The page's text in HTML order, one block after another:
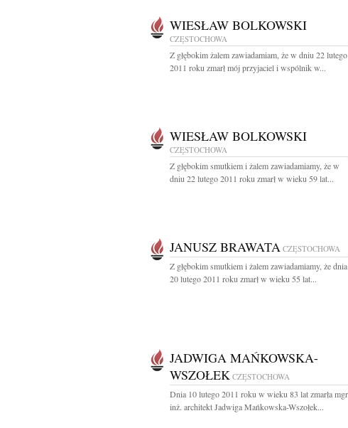
WIESŁAW BOLKOWSKI
CZĘSTOCHOWA
Z głębokim żalem zawiadamiam, że w dniu 22 lutego
2011 roku zmarł mój przyjaciel i wspólnik w...
WIESŁAW BOLKOWSKI
CZĘSTOCHOWA
Z głębokim smutkiem i żalem zawiadamiamy, że w
dniu 22 lutego 2011 roku zmarł w wieku 59 lat...
JANUSZ BRAWATA CZĘSTOCHOWA
Z głębokim smutkiem i żalem zawiadamiamy, że dnia
20 lutego 2011 roku zmarł w wieku 55 lat...
JADWIGA MAŃKOWSKA-
WSZOŁEK CZĘSTOCHOWA
Dnia 10 lutego 2011 roku w wieku 83 lat zmarła mgr
inż. architekt Jadwiga Mańkowska-Wszołek...